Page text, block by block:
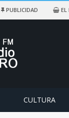
PUBLICIDAD EL
CULTURA